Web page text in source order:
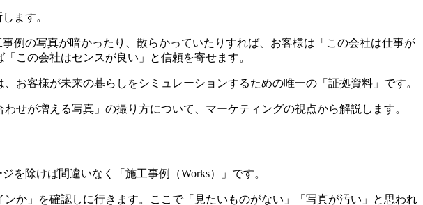
ます。
例の写真が暗かったり、散らかっていたりすれば、お客様は「この会社は仕事が
この会社はセンスが良い」と信頼を寄せます。
お客様が未来の暮らしをシミュレーションするための唯一の「証拠資料」です。
せが増える写真」の撮り方について、マーケティングの視点から解説します。
を除けば間違いなく「施工事例（Works）」です。
か」を確認しに行きます。ここで「見たいものがない」「写真が汚い」と思われ